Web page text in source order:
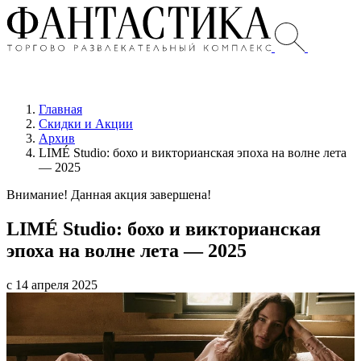
Главная
Скидки и Акции
Архив
LIMÉ Studio: бохо и викторианская эпоха на волне лета
— 2025
Внимание! Данная акция завершена!
LIMÉ Studio: бохо и викторианская
эпоха на волне лета — 2025
с 14 апреля 2025